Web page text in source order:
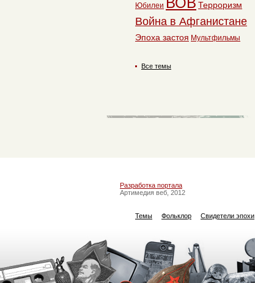
Юбилеи Терроризм
Война в Афганистане
Эпоха застоя Мультфильмы
Все темы
Разработка портала
Артимедия веб, 2012
Темы Фольклор Свидетели эпохи